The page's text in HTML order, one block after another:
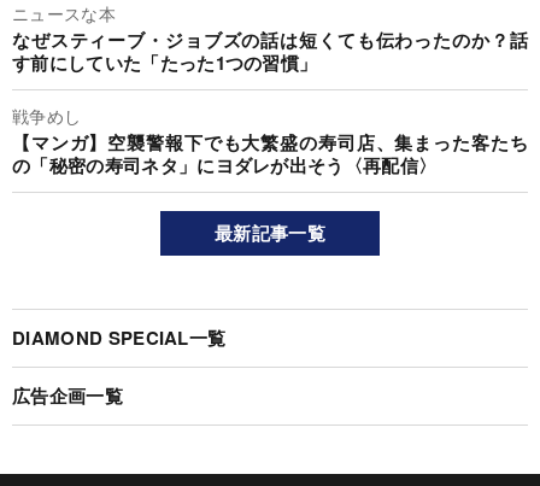
ニュースな本
なぜスティーブ・ジョブズの話は短くても伝わったのか？話
す前にしていた「たった1つの習慣」
戦争めし
【マンガ】空襲警報下でも大繁盛の寿司店、集まった客たち
の「秘密の寿司ネタ」にヨダレが出そう〈再配信〉
最新記事一覧
DIAMOND SPECIAL一覧
広告企画一覧